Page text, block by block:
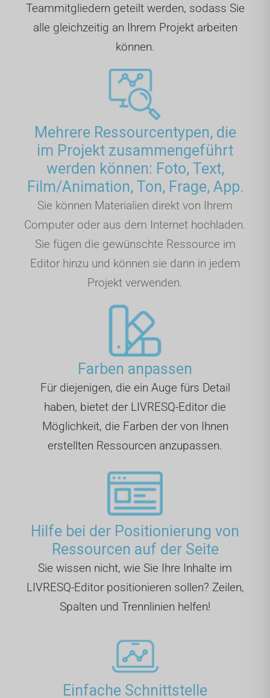
Teammitgliedern geteilt werden, sodass Sie
alle gleichzeitig an Ihrem Projekt arbeiten
können.
Mehrere Ressourcentypen, die
im Projekt zusammengeführt
werden können: Foto, Text,
Film/Animation, Ton, Frage, App.
Sie können Materialien direkt von Ihrem
Computer oder aus dem Internet hochladen.
Sie fügen die gewünschte Ressource im
Editor hinzu und können sie dann in jedem
Projekt verwenden.
Farben anpassen
Für diejenigen, die ein Auge fürs Detail
haben, bietet der LIVRESQ-Editor die
Möglichkeit, die Farben der von Ihnen
erstellten Ressourcen anzupassen.
Hilfe bei der Positionierung von
Ressourcen auf der Seite
Sie wissen nicht, wie Sie Ihre Inhalte im
LIVRESQ-Editor positionieren sollen? Zeilen,
Spalten und Trennlinien helfen!
Einfache Schnittstelle